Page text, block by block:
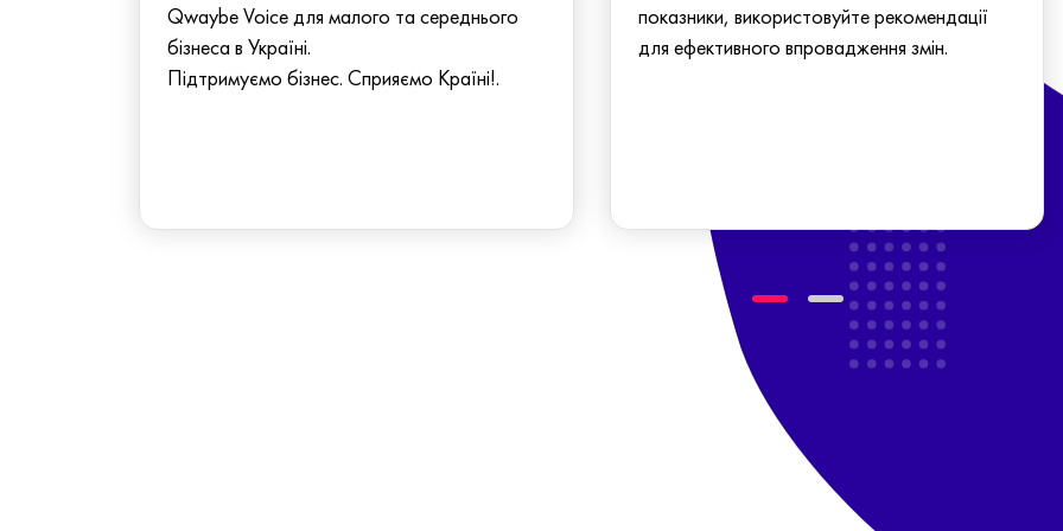
Qwaybe Voice для малого та середнього
бізнеса в Україні.
Підтримуємо бізнес. Сприяємо Країні!.
показники, використовуйте рекомендації
для ефективного впровадження змін.